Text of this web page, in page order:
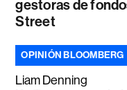
gestoras de
Street
OPINIÓN BLOOMBERG
Liam Denning